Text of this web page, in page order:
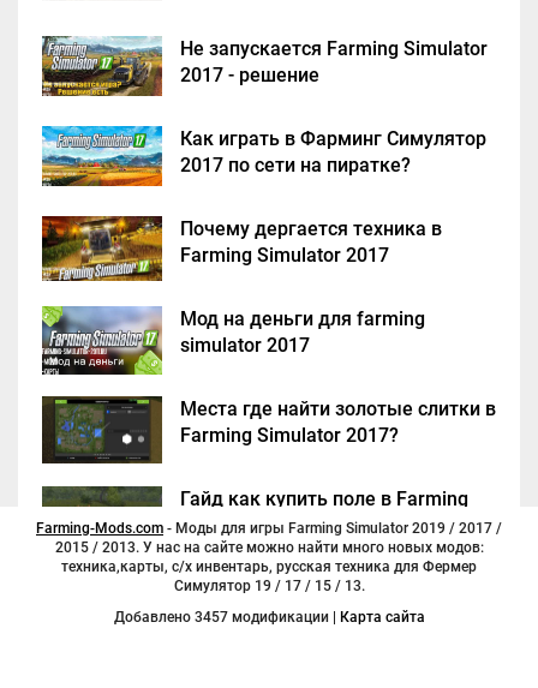
Не запускается Farming Simulator
2017 - решение
Как играть в Фарминг Симулятор
2017 по сети на пиратке?
Почему дергается техника в
Farming Simulator 2017
Мод на деньги для farming
simulator 2017
Места где найти золотые слитки в
Farming Simulator 2017?
Гайд как купить поле в Farming
Simulator 2017
Farming-Mods.com
2015 / 2013. У нас на сайте можно найти много новых модов:
техника,карты, с/х инвентарь, русская техника для Фермер
Симулятор 19 / 17 / 15 / 13.
Добавлено 3457 модификации |
Карта сайта